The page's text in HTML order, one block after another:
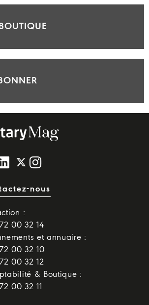
nous
:
00 32 14
et annuaire :
00 32 10
00 32 12
& Boutique :
00 32 11